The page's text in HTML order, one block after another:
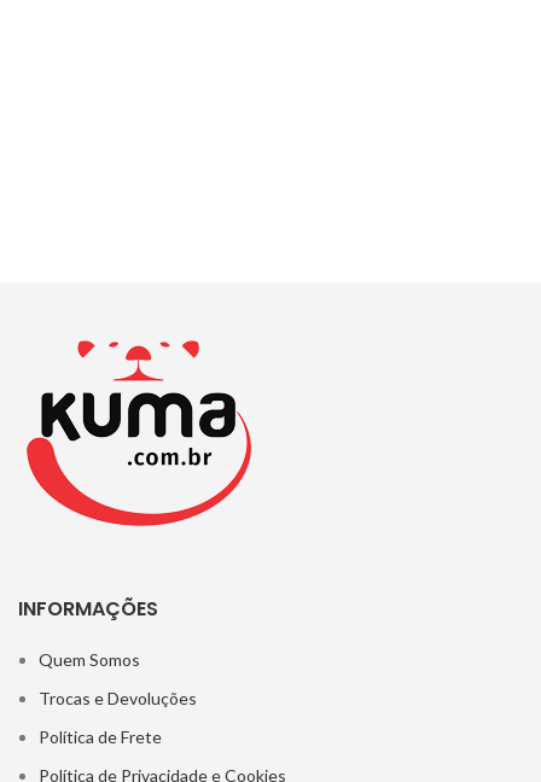
INFORMAÇÕES
Quem Somos
Trocas e Devoluções
Política de Frete
Política de Privacidade e Cookies